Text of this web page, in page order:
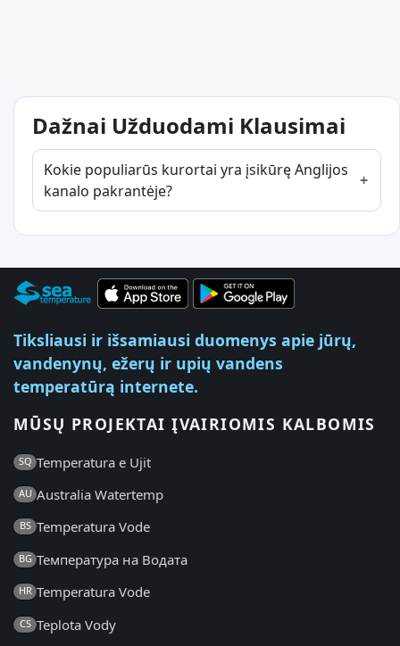
Dažnai Užduodami Klausimai
Kokie populiarūs kurortai yra įsikūrę Anglijos
kanalo pakrantėje?
Tiksliausi ir išsamiausi duomenys apie jūrų,
vandenynų, ežerų ir upių vandens
temperatūrą internete.
MŪSŲ PROJEKTAI ĮVAIRIOMIS KALBOMIS
SQ Temperatura e Ujit
AU Australia Watertemp
BS Temperatura Vode
BG Температура на Водата
HR Temperatura Vode
CS Teplota Vody